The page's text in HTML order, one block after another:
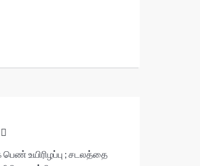
உயிரிழப்பு ; சடலத்தை